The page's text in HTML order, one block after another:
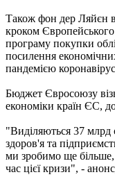
Також фон дер Ляйєн
кроком
програму покупки
посилення
пандемією
Бюджет Євросоюзу
економіки країн ЄС,
"Виділяються 37 млрд
здоров'я та
ми зробимо ще
час цієї кризи", -